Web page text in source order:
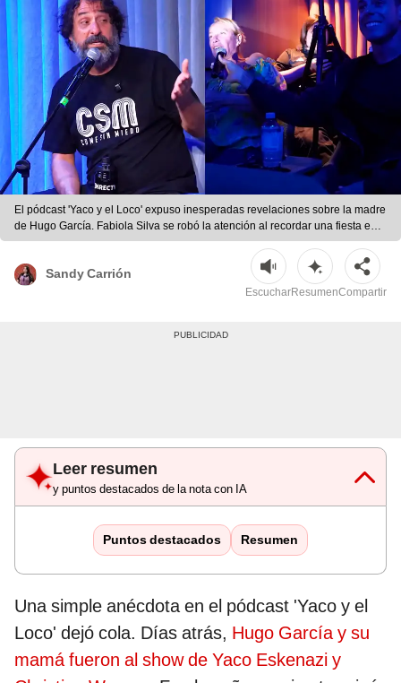
El pódcast 'Yaco y el Loco' expuso inesperadas revelaciones sobre la madre
de Hugo García. Fabiola Silva se robó la atención al recordar una fiesta en
Urubamba en 1995. | Foto: captura Youtube
Sandy Carrión
EscucharResumenCompartir
Leer resumen
y puntos destacados de la nota con IA
Puntos destacados Resumen
Una simple anécdota en el pódcast 'Yaco y el
Loco' dejó cola. Días atrás, Hugo García y su
mamá fueron al show de Yaco Eskenazi y